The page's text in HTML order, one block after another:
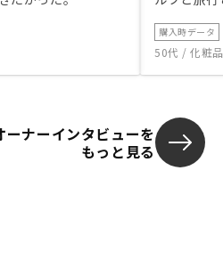
す。
購入時データ
50代 / 化粧
ーナーインタビューを
もっと見る